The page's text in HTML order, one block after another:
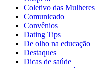
Coletivo das Mulheres
Comunicado
Convênios
Dating Tips
De olho na educação
Destaques
Dicas de saúde